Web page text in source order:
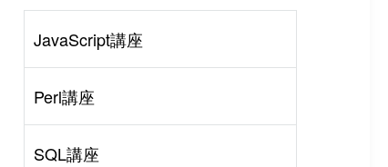
JavaScript講座
Perl講座
SQL講座